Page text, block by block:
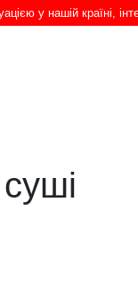
у нашій країні,